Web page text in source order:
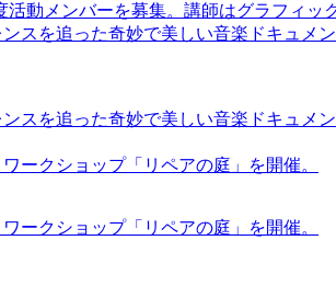
動メンバーを募集。講師はグラフィッ
スを追った奇妙で美しい音楽ドキュメ
スを追った奇妙で美しい音楽ドキュメ
ークショップ「リペアの庭」を開催。
ークショップ「リペアの庭」を開催。